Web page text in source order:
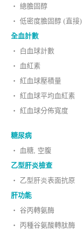
‧ 總膽固醇
‧ 低密度膽固醇 (直接)
全血計數
‧ 白血球計數
‧ 血紅素
‧ 紅血球壓積量
‧ 紅血球平均血紅素
‧ 紅血球分佈寬度
糖尿病
‧ 血糖, 空腹
乙型肝炎檢查
‧ 乙型肝炎表面抗原
肝功能
‧ 谷丙轉氨酶
‧ 丙種谷氨酸轉肽酶